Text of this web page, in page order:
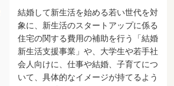
結婚して新生活を始める若い世代を対
象に、新生活のスタートアップに係る
住宅の関する費用の補助を行う「結婚
新生活支援事業」や、大学生や若手社
会人向けに、仕事や結婚、子育てにつ
いて、具体的なイメージが持てるよう